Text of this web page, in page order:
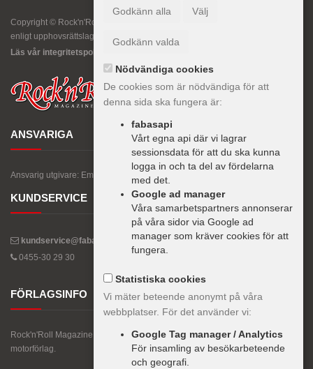
Copyright © Rock'n'Roll Magazine. All kopiering av texter, bilder eller grafik är
enligt upphovsrättslagen förbjuden.
Läs vår integritetspolicy här.
ANSVARIGA
Ansvarig utgivare: Emanuel Gylling
KUNDSERVICE
kundservice@fabas.se
0455-30 29 30
FÖRLAGSINFO
Rock'n'Roll Magazine ges ut av Albinsson & Sjöberg, Nordens största
motorförlag.
Godkänn alla Välj
Godkänn valda
Nödvändiga cookies
De cookies som är nödvändiga för att
denna sida ska fungera är:
fabasapi
Vårt egna api där vi lagrar
sessionsdata för att du ska kunna
logga in och ta del av fördelarna
med det.
Google ad manager
Våra samarbetspartners annonserar
på våra sidor via Google ad
manager som kräver cookies för att
fungera.
Statistiska cookies
Vi mäter beteende anonymt på våra
webbplatser. För det använder vi:
Google Tag manager / Analytics
För insamling av besökarbeteende
och geografi.